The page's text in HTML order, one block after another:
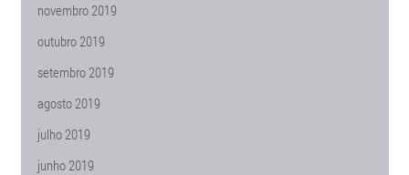
novembro 2019
outubro 2019
setembro 2019
agosto 2019
julho 2019
junho 2019